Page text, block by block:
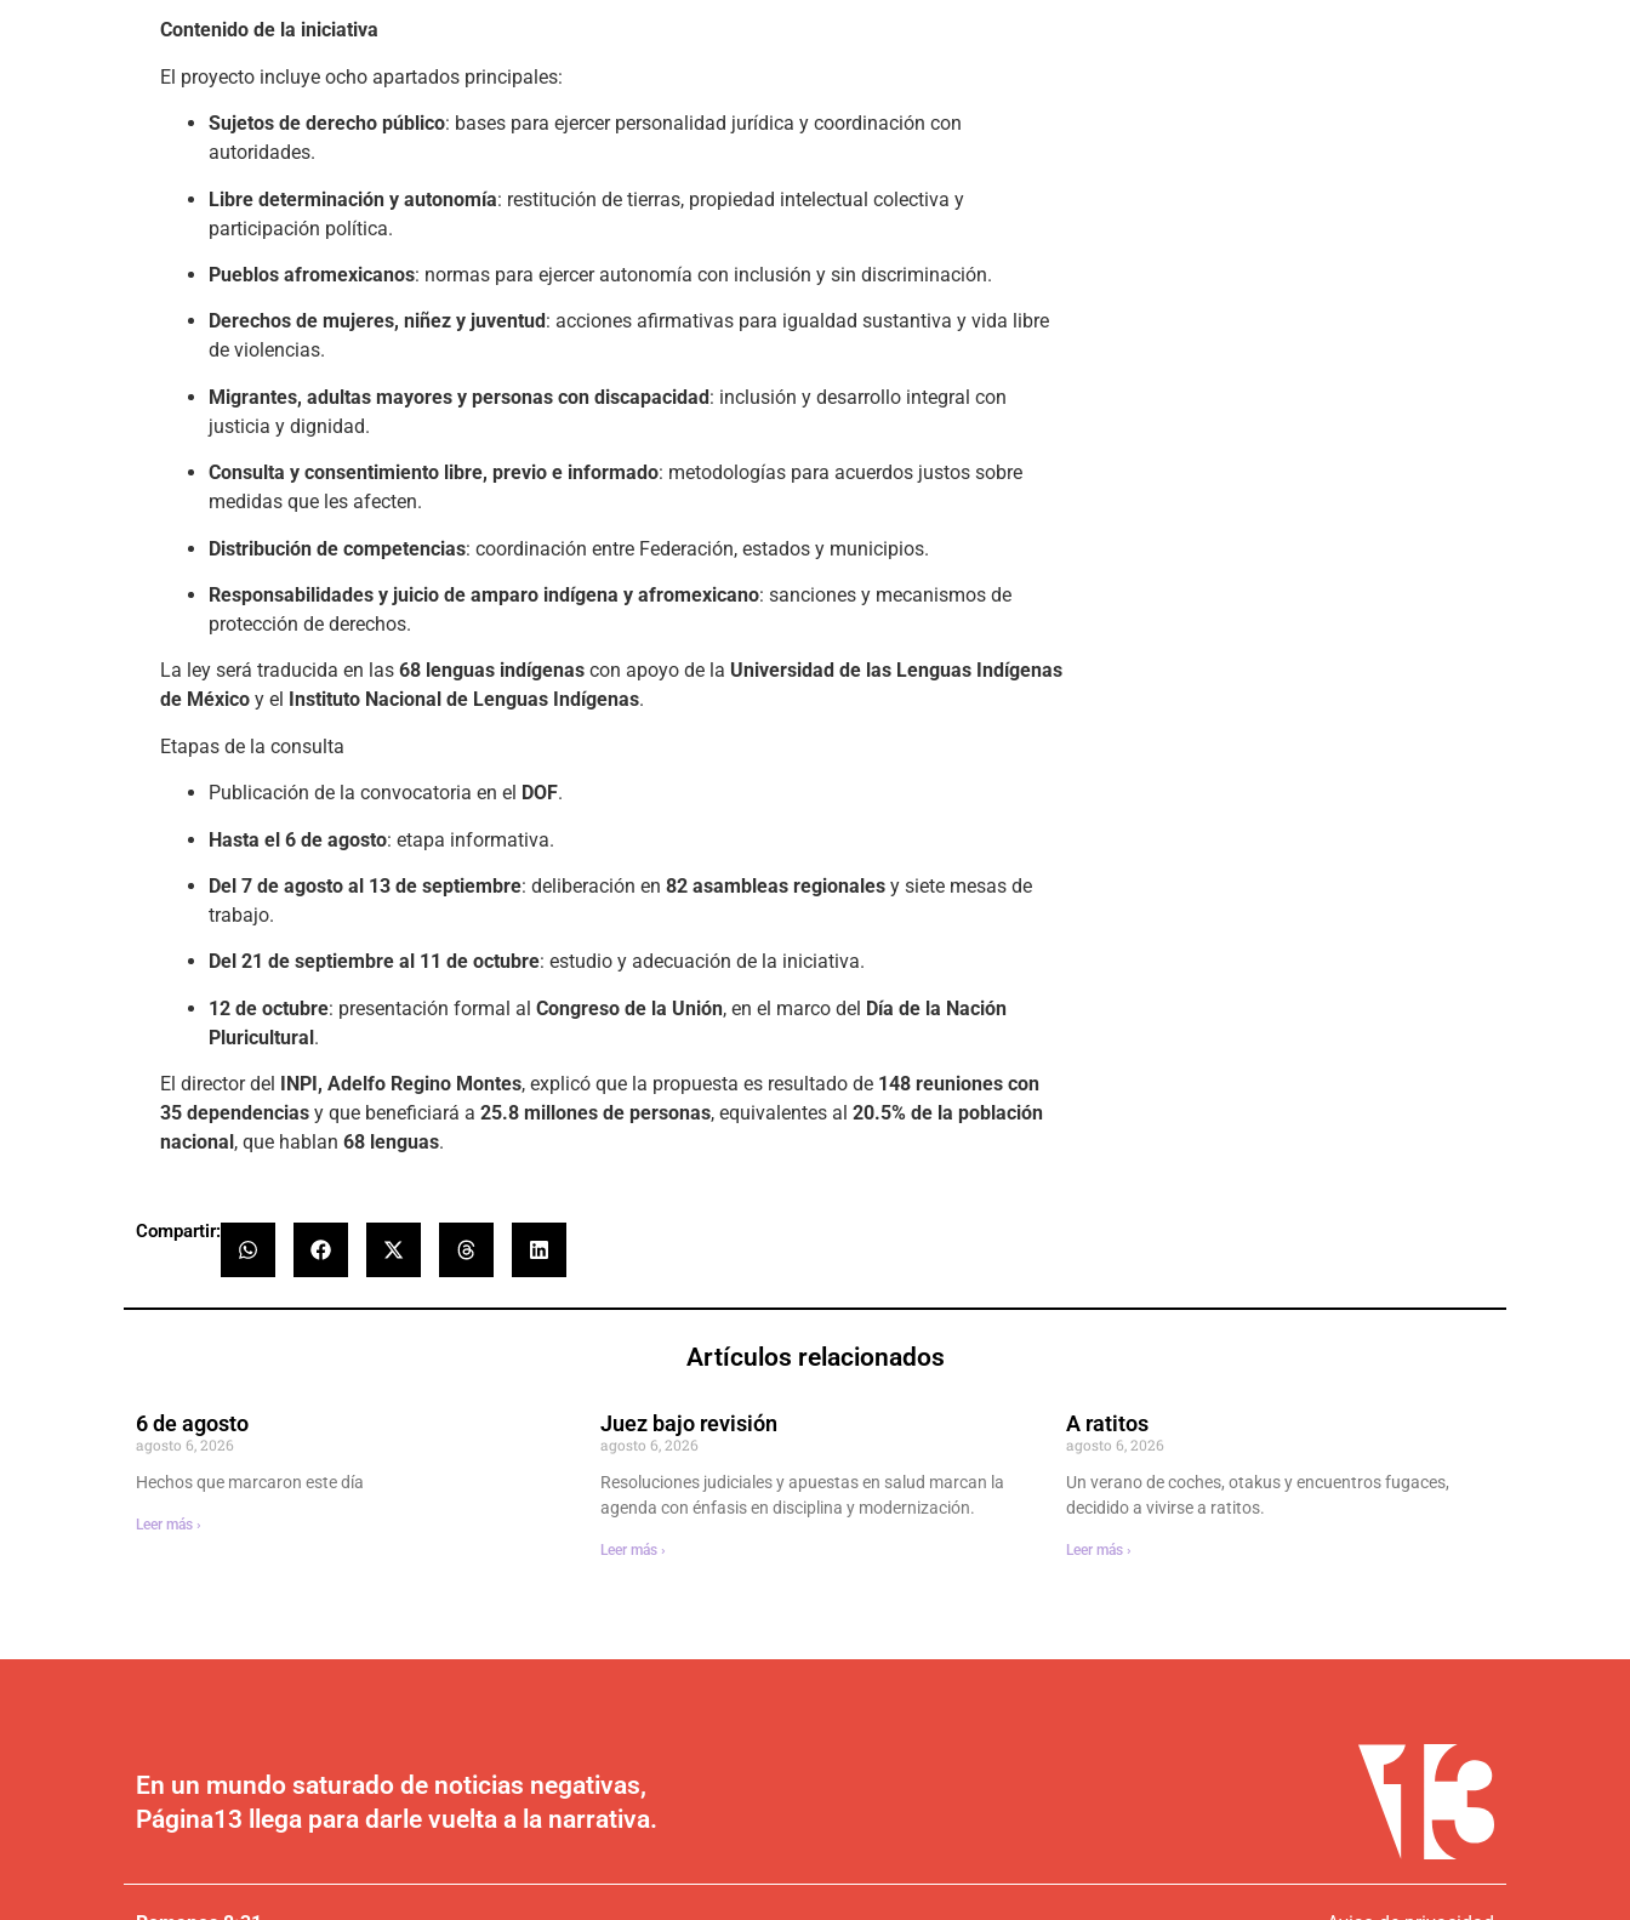
Contenido de la iniciativa
El proyecto incluye ocho apartados principales:
Sujetos de derecho público: bases para ejercer personalidad jurídica y coordinación con
autoridades.
Libre determinación y autonomía: restitución de tierras, propiedad intelectual colectiva y
participación política.
Pueblos afromexicanos: normas para ejercer autonomía con inclusión y sin discriminación.
Derechos de mujeres, niñez y juventud : acciones afirmativas para igualdad sustantiva y vida libre
de violencias.
Migrantes, adultas mayores y personas con discapacidad: inclusión y desarrollo integral con
justicia y dignidad.
Consulta y consentimiento libre, previo e informado: metodologías para acuerdos justos sobre
medidas que les afecten.
Distribución de competencias: coordinación entre Federación, estados y municipios.
Responsabilidades y juicio de amparo indígena y afromexicano: sanciones y mecanismos de
protección de derechos.
La ley será traducida en las 68 lenguas indígenas con apoyo de la Universidad de las Lenguas Indígenas
de México y el Instituto Nacional de Lenguas Indígenas.
Etapas de la consulta
Publicación de la convocatoria en el DOF.
Hasta el 6 de agosto: etapa informativa.
Del 7 de agosto al 13 de septiembre: deliberación en 82 asambleas regionales y siete mesas de
trabajo.
Del 21 de septiembre al 11 de octubre: estudio y adecuación de la iniciativa.
12 de octubre: presentación formal al Congreso de la Unión, en el marco del Día de la Nación
Pluricultural.
El director del INPI, Adelfo Regino Montes, explicó que la propuesta es resultado de 148 reuniones con
35 dependencias y que beneficiará a 25.8 millones de personas, equivalentes al 20.5% de la población
nacional, que hablan 68 lenguas.
Compartir:
Artículos relacionados
6 de agosto
agosto 6, 2026
Hechos que marcaron este día
Leer más ›
Juez bajo revisión
agosto 6, 2026
Resoluciones judiciales y apuestas en salud marcan la
agenda con énfasis en disciplina y modernización.
Leer más ›
A ratitos
agosto 6, 2026
Un verano de coches, otakus y encuentros fugaces,
decidido a vivirse a ratitos.
Leer más ›
En un mundo saturado de noticias negativas,
Página13 llega para darle vuelta a la narrativa.